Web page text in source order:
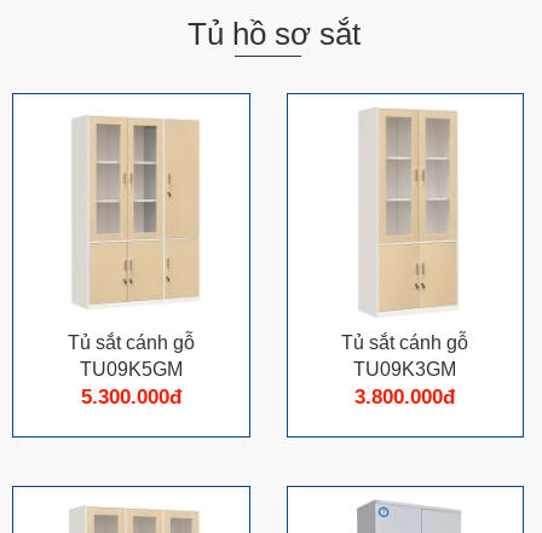
Tủ hồ sơ sắt
Tủ sắt cánh gỗ
TU09K5GM
5.300.000đ
Tủ sắt cánh gỗ
TU09K3GM
3.800.000đ